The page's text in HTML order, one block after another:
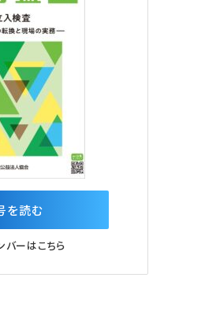
を読む
バーはこちら